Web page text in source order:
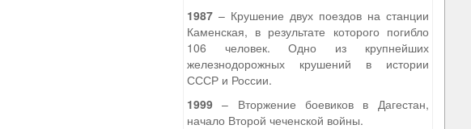
1987– Крушение двух поездов на станции
Каменская, в результате которого погибло
106 человек. Одно из крупнейших
железнодорожных крушений в истории
СССР и России.
1999– Вторжение боевиков в Дагестан,
начало Второй чеченской войны.